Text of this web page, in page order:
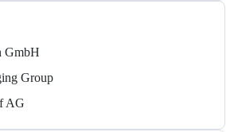
GmbH
Group
AG